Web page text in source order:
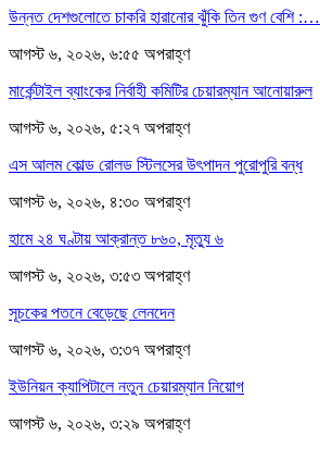
উন্নত দেশগুলোতে চাকরি হারানোর ঝুঁকি তিন গুণ বেশি :…
আগস্ট ৬, ২০২৬, ৬:৫৫ অপরাহ্ণ
মার্কেন্টাইল ব্যাংকের নির্বাহী কমিটির চেয়ারম্যান আনোয়ারুল
আগস্ট ৬, ২০২৬, ৫:২৭ অপরাহ্ণ
এস আলম কোল্ড রোলড স্টিলসের উৎপাদন পুরোপুরি বন্ধ
আগস্ট ৬, ২০২৬, ৪:৩০ অপরাহ্ণ
হামে ২৪ ঘণ্টায় আক্রান্ত ৮৬০, মৃত্যু ৬
আগস্ট ৬, ২০২৬, ৩:৫৩ অপরাহ্ণ
সূচকের পতনে বেড়েছে লেনদেন
আগস্ট ৬, ২০২৬, ৩:৩৭ অপরাহ্ণ
ইউনিয়ন ক্যাপিটালে নতুন চেয়ারম্যান নিয়োগ
আগস্ট ৬, ২০২৬, ৩:২৯ অপরাহ্ণ